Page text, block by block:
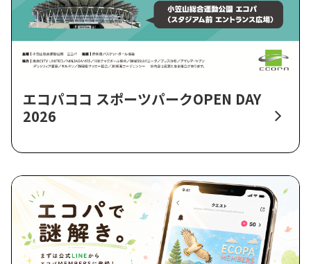
エコパココ スポーツパークOPEN DAY
2026